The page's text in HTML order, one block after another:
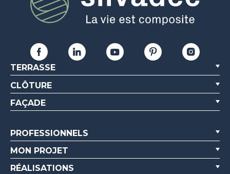
TERRASSE
CLÔTURE
FAÇADE
PROFESSIONNELS
MON PROJET
RÉALISATIONS